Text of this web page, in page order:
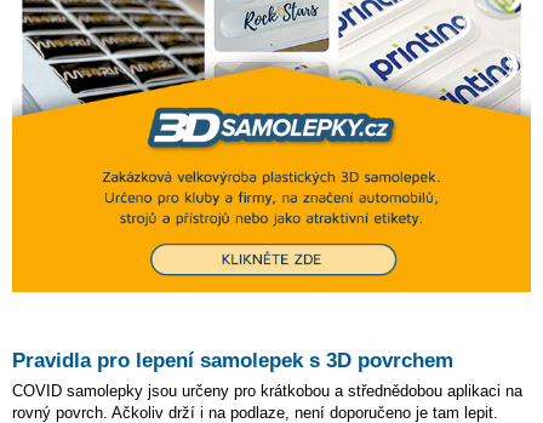
Pravidla pro lepení samolepek s 3D povrchem
COVID samolepky jsou určeny pro krátkobou a střednědobou aplikaci na
rovný povrch. Ačkoliv drží i na podlaze, není doporučeno je tam lepit.